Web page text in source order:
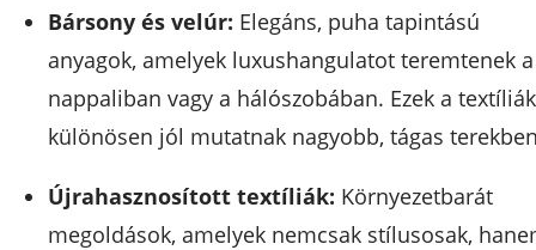
Bársony és velúr: Elegáns, puha tapintású
anyagok, amelyek luxushangulatot teremtenek a
nappaliban vagy a hálószobában. Ezek a textíliák
különösen jól mutatnak nagyobb, tágas
Újrahasznosított textíliák: Környezetbarát
megoldások, amelyek nemcsak stílusosak,